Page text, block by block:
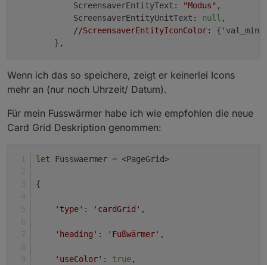
ScreensaverEntityText:
"Modus" ,
ScreensaverEntityUnitText:
null ,
//ScreensaverEntityIconColor:
{
        }
,
Wenn ich das so speichere, zeigt er keinerlei Icons
mehr an (nur noch Uhrzeit/ Datum).
Für mein Fusswärmer habe ich wie empfohlen die neue
Card Grid Deskription genommen:
let Fusswaermer = <PageGrid>
{
'type' : 'cardGrid' ,
'heading' : 'Fußwärmer' ,
'useColor' : true,